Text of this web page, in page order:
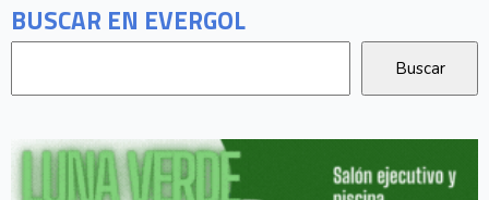
BUSCAR EN EVERGOL